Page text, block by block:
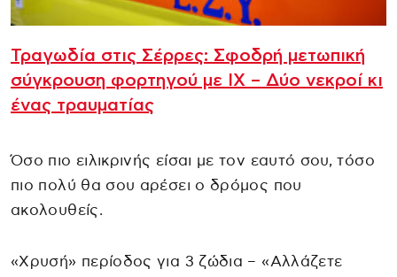
Τραγωδία στις Σέρρες: Σφοδρή μετωπική
σύγκρουση φορτηγού με ΙΧ – Δύο νεκροί κι
ένας τραυματίας
Όσο πιο ειλικρινής είσαι με τον εαυτό σου, τόσο
πιο πολύ θα σου αρέσει ο δρόμος που
ακολουθείς.
«Χρυσή» περίοδος για 3 ζώδια – «Αλλάζετε